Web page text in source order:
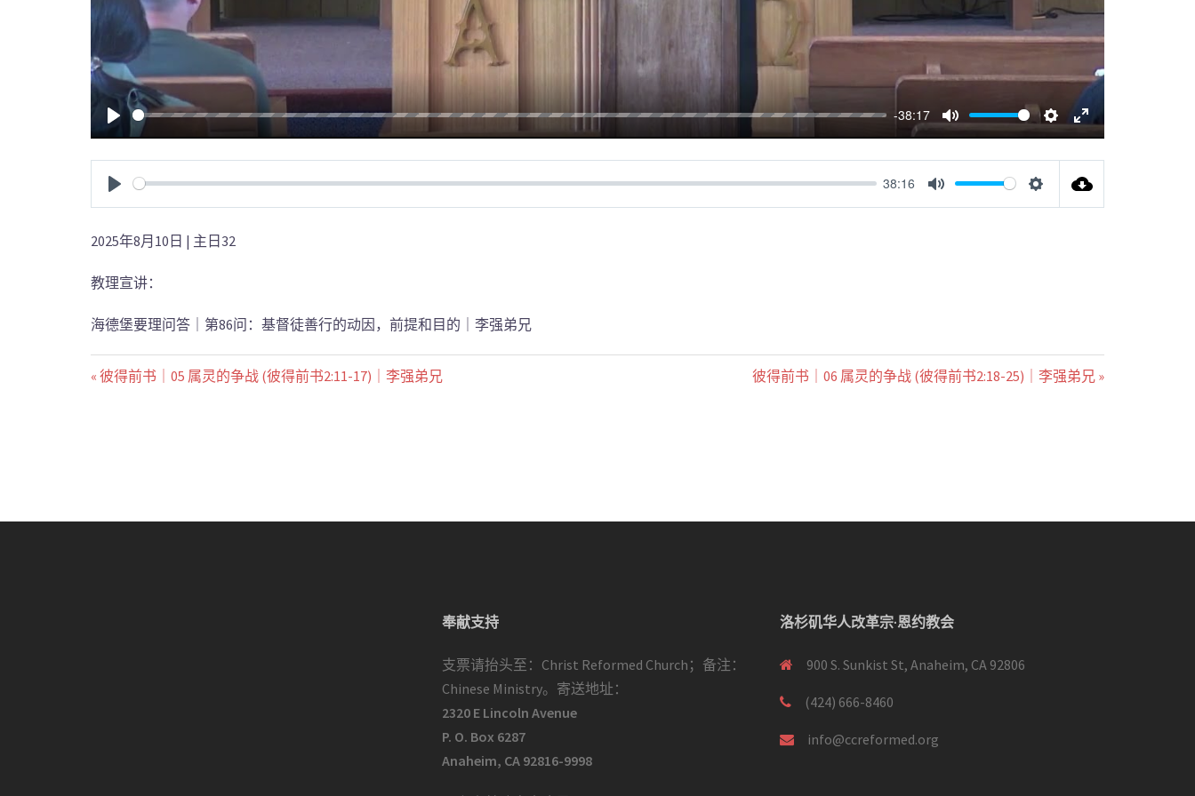
PLAY
-38:17
MUTE SETTINGS
ENTER
FULLSCREEN
PLAY
38:16
MUTE SETTINGS
2025年8月10日 | 主日32
教理宣讲：
海德堡要理问答｜第86问：基督徒善行的动因，前提和目的｜李强弟兄
« 彼得前书｜05 属灵的争战 (彼得前书2:11-17)｜李强弟兄 彼得前书｜06 属灵的争战 (彼得前书2:18-25)｜李强弟兄 »
奉献支持
支票请抬头至：Christ Reformed Church；备注：
Chinese Ministry。寄送地址：
2320 E Lincoln Avenue
P. O. Box 6287
Anaheim, CA 92816-9998
洛杉矶华人改革宗·恩约教会
900 S. Sunkist St, Anaheim, CA 92806
(424) 666-8460
info@ccreformed.org